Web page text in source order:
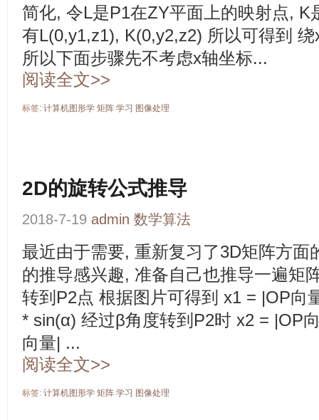
简化, 令L是P1在ZY平面上的映射点,
有L(0,y1,z1), K(0,y2,z2) 所以可得到
所以下面步骤先不考虑x轴坐标...
阅读全文>>
标签: 计算机图形学 矩阵 学习 图像处理
2D的旋转公式推导
2018-7-19 admin 数学算法
最近由于需要, 重新复习了3D矩阵方面
的推导感兴趣, 准备自己也推导一遍矩
转到P2点 根据图片可得到 x1 = |OP向
* sin(α) 经过β角度转到P2时 x2 = |OP
向量| ...
阅读全文>>
标签: 计算机图形学 矩阵 学习 图像处理